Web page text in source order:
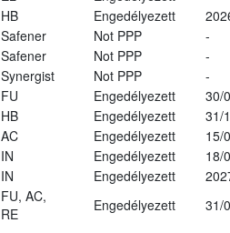
HB Engedélyezett
Safener Not PPP
-
Safener Not PPP
-
Synergist Not PPP
-
FU Engedélyezett
30/
HB Engedélyezett
31/
AC Engedélyezett
15/
IN Engedélyezett
18/
IN Engedélyezett
FU, AC,
RE
Engedélyezett
31/